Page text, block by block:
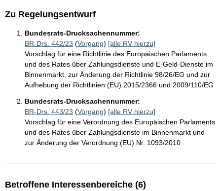
Zu Regelungsentwurf
Bundesrats-Drucksachennummer:
BR-Drs. 442/23 (Vorgang) [alle RV hierzu]
Vorschlag für eine Richtlinie des Europäischen Parlaments
und des Rates über Zahlungsdienste und E-Geld-Dienste im
Binnenmarkt, zur Änderung der Richtlinie 98/26/EG und zur
Aufhebung der Richtlinien (EU) 2015/2366 und 2009/110/EG
Bundesrats-Drucksachennummer:
BR-Drs. 443/23 (Vorgang) [alle RV hierzu]
Vorschlag für eine Verordnung des Europäischen Parlaments
und des Rates über Zahlungsdienste im Binnenmarkt und
zur Änderung der Verordnung (EU) Nr. 1093/2010
Betroffene Interessenbereiche (6)